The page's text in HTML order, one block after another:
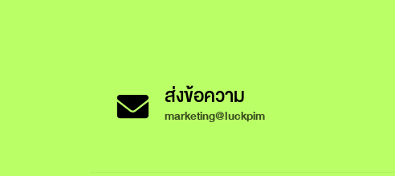
ส่งข้อความ
marketing@luckpim